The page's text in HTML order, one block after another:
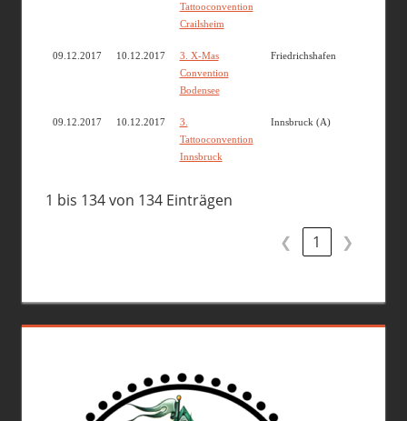
Tattooconvention
Crailsheim
09.12.2017 10.12.2017
3. X-Mas
Convention
Bodensee
Friedrichshafen
09.12.2017 10.12.2017
3.
Tattooconvention
Innsbruck
Innsbruck (A)
1 bis 134 von 134 Einträgen
❮ 1 ❯